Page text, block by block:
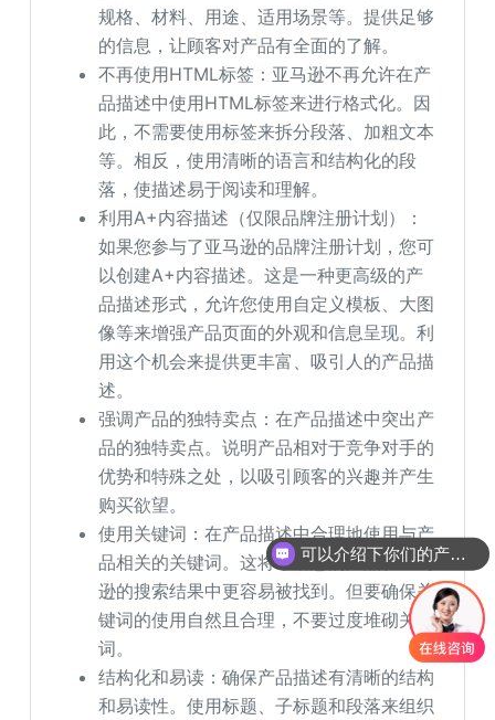
规格、材料、用途、适用场景等。提供足够
的信息，让顾客对产品有全面的了解。
不再使用HTML标签：亚马逊不再允许在产
品描述中使用HTML标签来进行格式化。因
此，不需要使用标签来拆分段落、加粗文本
等。相反，使用清晰的语言和结构化的段
落，使描述易于阅读和理解。
利用A+内容描述（仅限品牌注册计划）：
如果您参与了亚马逊的品牌注册计划，您可
以创建A+内容描述。这是一种更高级的产
品描述形式，允许您使用自定义模板、大图
像等来增强产品页面的外观和信息呈现。利
用这个机会来提供更丰富、吸引人的产品描
述。
强调产品的独特卖点：在产品描述中突出产
品的独特卖点。说明产品相对于竞争对手的
优势和特殊之处，以吸引顾客的兴趣并产生
购买欲望。
使用关键词：在产品描述中合理地使用与产
品相关的关键词。这将帮助您的产品在亚马
逊的搜索结果中更容易被找到。但要确保关
键词的使用自然且合理，不要过度堆砌关键
词。
结构化和易读：确保产品描述有清晰的结构
和易读性。使用标题、子标题和段落来组织
可以介绍下你们的产品么
你们是怎么收费的呢